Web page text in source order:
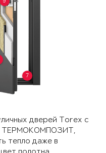
7
дверей Torex с
ТЕРМОКОМПОЗИТ,
тепло даже в